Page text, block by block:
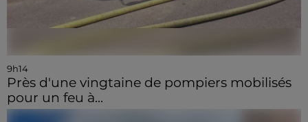
9h14
Près d'une vingtaine de pompiers mobilisés
pour un feu à...